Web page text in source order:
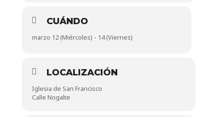
CUÁNDO
marzo 12 (Miércoles) - 14 (Viernes)
LOCALIZACIÓN
Iglesia de San Francisco
Calle Nogalte